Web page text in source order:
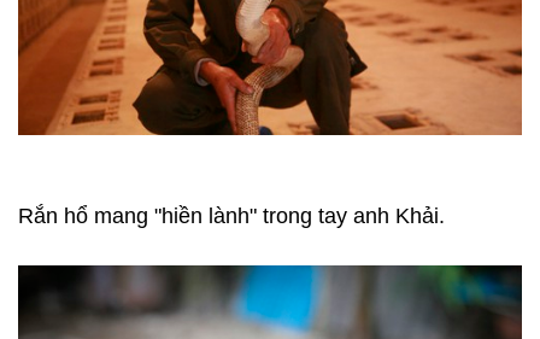
Rắn hổ mang "hiền lành" trong tay anh Khải.